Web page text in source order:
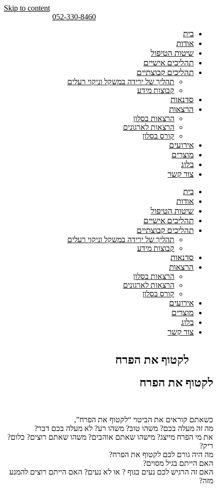
Skip to content
052-330-8460
בית
אודות
שיטות הטיפול
תהליכים אישיים
תהליכים קבוצתיים
תהליך של ירידה במשקל וניקוי רעלים
קבוצות מידע
סדנאות
הרצאות
הרצאות בסלון
הרצאות לארגונים
קורס בסלון
אירועים
מוצרים
בלוג
צור קשר
בית
אודות
שיטות הטיפול
תהליכים אישיים
תהליכים קבוצתיים
תהליך של ירידה במשקל וניקוי רעלים
קבוצות מידע
סדנאות
הרצאות
הרצאות בסלון
הרצאות לארגונים
קורס בסלון
אירועים
מוצרים
בלוג
צור קשר
לקטוף את הפרח
לקטוף את הפרח
כשאתם קוראים את הביטוי “לקטוף את הפרח”,
מה זה מעלה בכם? משהו טוב? משהו רע? לא מעלה בכם דבר?
את מי הפרח מייצג? מישהו שאתם אוהבים? משהו שאתם רוצים? כלום?
ריק?
מה היה גורם לכם לקטוף את הפרח?
האם הייתם בגיל מסוים?
האם זה הרגיש לכם נעים בגוף ? או לא נעים? האם הייתם רוצים להמנע
מזה?